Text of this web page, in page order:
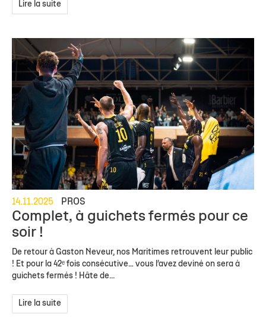
Lire la suite
14.11.2025 PROS
Complet, à guichets fermés pour ce
soir !
De retour à Gaston Neveur, nos Maritimes retrouvent leur public
! Et pour la 42ᵉ fois consécutive… vous l’avez deviné on sera à
guichets fermés ! Hâte de...
Lire la suite